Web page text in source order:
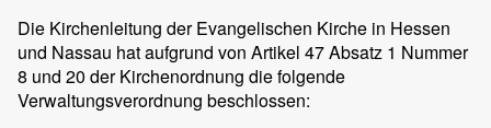
Die Kirchenleitung der Evangelischen Kirche in Hessen
und Nassau hat aufgrund von Artikel 47 Absatz 1 Nummer
8 und 20 der Kirchenordnung die folgende
Verwaltungsverordnung beschlossen: